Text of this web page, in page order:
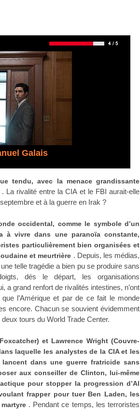
Galais
tendu, avec la menace grandissante
. La rivalité entre la CIA et le FBI aurait-elle
et à la guerre en Irak ?
occidental, comme le symbole d’un
à vivre dans une paranoïa constante,
particulièrement bien organisées et
et meurtrière . Depuis, les médias,
telle tragédie a bien pu se produire sans
dés le départ, les organisations
a grand renfort de rivalités intestines, n’ont
l’Amérique et par de ce fait le monde
encore. Chacun se souvient évidemment
tours du World Trade Center.
et Lawrence Wright (Couvre-
laquelle les analystes de la CIA et les
dans une guerre fratricide sans
aux conseiller de Clinton, lui-même
pour stopper la progression d’Al
frapper pour tuer Ben Laden, les
. Pendant ce temps, les terroristes